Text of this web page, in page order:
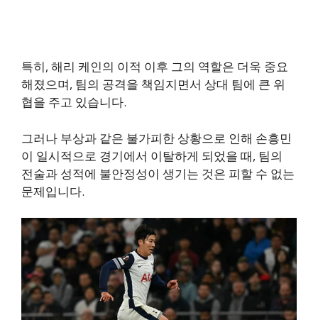
특히, 해리 케인의 이적 이후 그의 역할은 더욱 중요
해졌으며, 팀의 공격을 책임지면서 상대 팀에 큰 위
협을 주고 있습니다.
그러나 부상과 같은 불가피한 상황으로 인해 손흥민
이 일시적으로 경기에서 이탈하게 되었을 때, 팀의
전술과 성적에 불안정성이 생기는 것은 피할 수 없는
문제입니다.